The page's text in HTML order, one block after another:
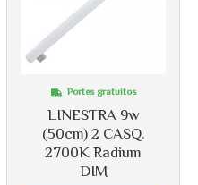
LINESTRA 9w
(50cm) 2 CASQ.
2700K Radium
DIM
Portes gratuitos